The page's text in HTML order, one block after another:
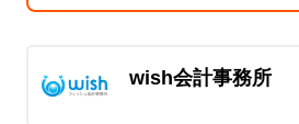
wish会計事務所